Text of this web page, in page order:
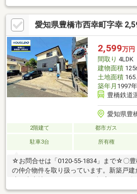
愛知県豊橋市西幸町字幸
2,599万円
間取り 4LDK
建物面積
土地面積
築年月 1997
豊橋鉄道
愛知県豊
2階建て 都市ガス
駐車3台 所有権
☆お問合せは「0120-55-1834」まで☆〇豊
の仲介物件を取り扱っています。新築戸建
建・売土地・マンションまで幅広くご紹介
ローンの相談も承っております。当社の